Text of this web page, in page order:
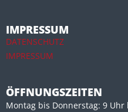
IMPRESSUM
DATENSCHUTZ
IMPRESSUM
ÖFFNUNGSZEITEN
Montag bis Donnerstag: 9 Uhr